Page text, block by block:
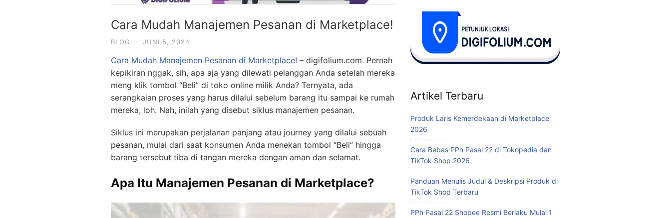
Cara Mudah Manajemen Pesanan di Marketplace!
BLOG · JUNI 5, 2024
Cara Mudah Manajemen Pesanan di Marketplace! – digifolium.com. Pernah
kepikiran nggak, sih, apa aja yang dilewati pelanggan Anda setelah mereka
meng klik tombol “Beli” di toko online milik Anda? Ternyata, ada
serangkaian proses yang harus dilalui sebelum barang itu sampai ke rumah
mereka, loh. Nah, inilah yang disebut siklus manajemen pesanan.
Siklus ini merupakan perjalanan panjang atau journey yang dilalui sebuah
pesanan, mulai dari saat konsumen Anda menekan tombol “Beli” hingga
barang tersebut tiba di tangan mereka dengan aman dan selamat.
Apa Itu Manajemen Pesanan di Marketplace?
Artikel Terbaru
Produk Laris Kemerdekaan di Marketplace
2026
Cara Bebas PPh Pasal 22 di Tokopedia dan
TikTok Shop 2026
Panduan Menulis Judul & Deskripsi Produk di
TikTok Shop Terbaru
PPh Pasal 22 Shopee Resmi Berlaku Mulai 1